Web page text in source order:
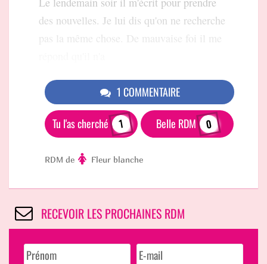
des nouvelles. Je lui dis qu'on ne recherche
pas la même chose. De mauvaise foi il me
1 COMMENTAIRE
Tu l'as cherché 1 Belle RDM 0
RDM de Fleur blanche
RECEVOIR LES PROCHAINES RDM